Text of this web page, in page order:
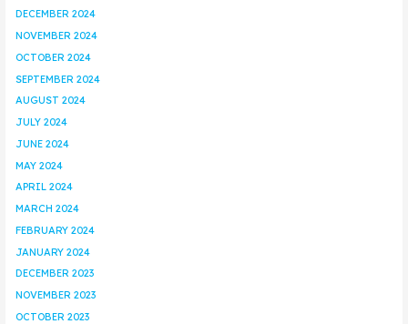
DECEMBER 2024
NOVEMBER 2024
OCTOBER 2024
SEPTEMBER 2024
AUGUST 2024
JULY 2024
JUNE 2024
MAY 2024
APRIL 2024
MARCH 2024
FEBRUARY 2024
JANUARY 2024
DECEMBER 2023
NOVEMBER 2023
OCTOBER 2023